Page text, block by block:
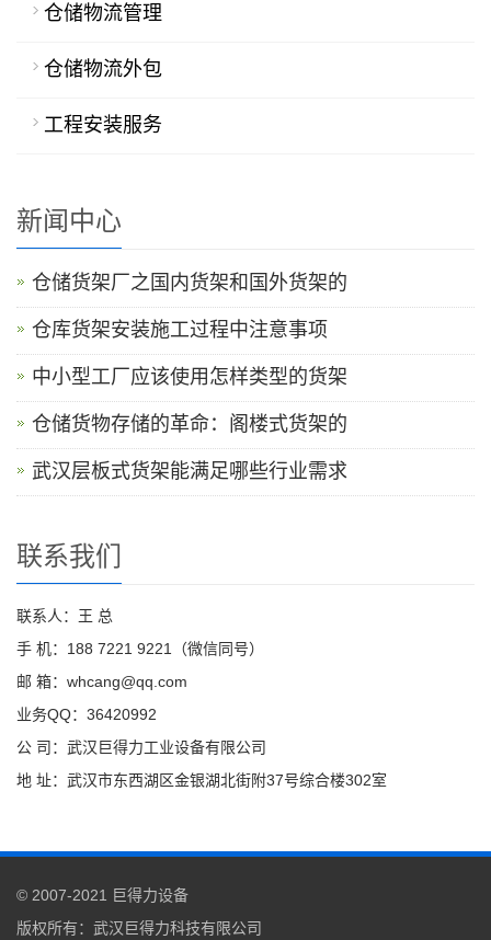
仓储物流管理
仓储物流外包
工程安装服务
新闻中心
仓储货架厂之国内货架和国外货架的
仓库货架安装施工过程中注意事项
中小型工厂应该使用怎样类型的货架
仓储货物存储的革命：阁楼式货架的
武汉层板式货架能满足哪些行业需求
联系我们
联系人：王 总
手 机：188 7221 9221（微信同号）
邮 箱：whcang@qq.com
业务QQ：36420992
公 司：武汉巨得力工业设备有限公司
地 址：武汉市东西湖区金银湖北街附37号综合楼302室
© 2007-2021
巨得力设备
版权所有： 武汉巨得力科技有限公司